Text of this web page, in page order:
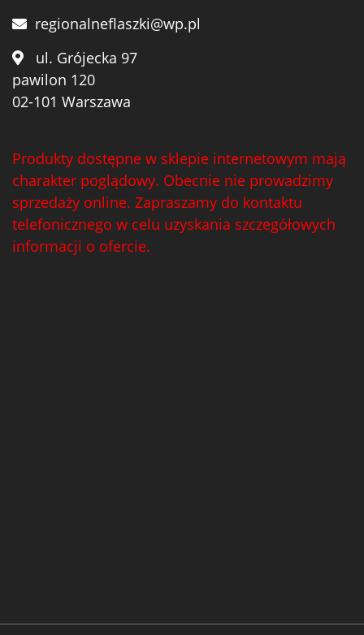
regionalneflaszki@wp.pl
ul. Grójecka 97
pawilon 120
02-101 Warszawa
Produkty dostępne w sklepie internetowym mają
charakter poglądowy. Obecnie nie prowadzimy
sprzedaży online. Zapraszamy do kontaktu
telefonicznego w celu uzyskania szczegółowych
informacji o ofercie.